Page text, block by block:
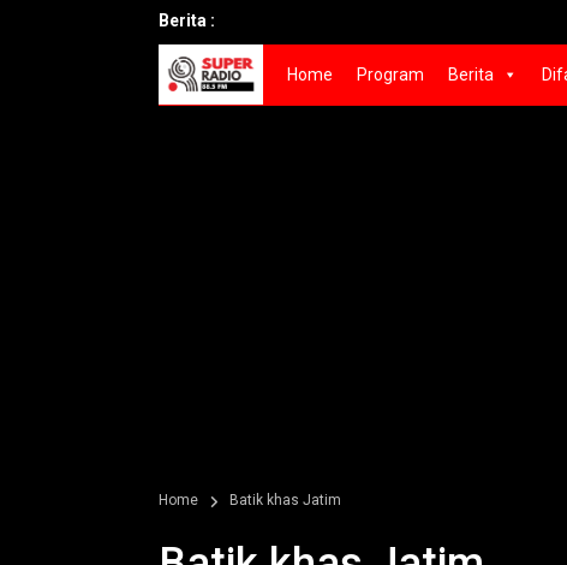
Berita :
Home Program Berita
Home Batik khas Jatim